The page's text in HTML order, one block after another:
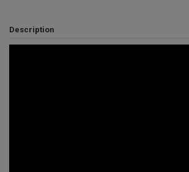
Description